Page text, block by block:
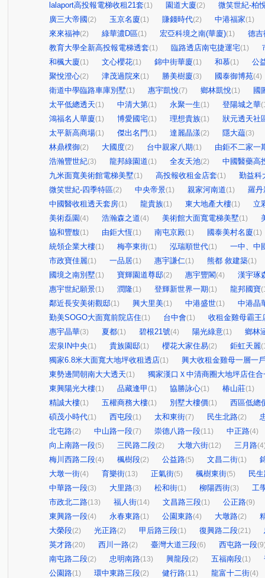
lalaport高投報電梯收租21套(1) 園道大廈(2)
微笑世紀-柏
廣三大帝國 (2) 玉京名廈(1) 賺錢時代(2) 中港福家(1)
來來福神(2) 綠華濃D區(1) 宏亞科境之南(華廈)(1)
德吉
教育大學全新高投報電梯透套(1) 臨路透店南屯捷運宅(1)
和楓大廈(1) 文心櫻花(1) 錦中街華廈(1) 和慕(1)
公
聚悅澄心(2) 津茂過院來(1) 勝美樹廈(3) 國泰御博苑(4)
衛道中學臨路車庫別墅(1) 惠宇凱悅(7) 鄉林凱悅(1)
國
太平低總透天(1) 中清大第(1) 永聚一生(1) 登陽城之華
鴻福名人華廈(1) 博愛國宅(1) 理想貴族(1)
狀元透天社
太平新高商場(1) 傑出名門 (1) 達麗晶漾(2) 隱大藴(3)
林鼎樸御(2) 大國度(2) 台中親家八期(1)
由鉅不二家一
浩瀚豐世紀(3) 龍邦綠園道(1) 全友天池(2)
中國醫藥高
九米面寬美術館電梯美墅(1) 高投報收租金店套(1)
勤益科
微笑世紀-四季特區(2) 中央帝景(1) 親家河南道(1)
羅丹
中國醫收租透天套房(1) 龍貴族(1) 東大地產大樓(1)
立
美術磊園 (4) 浩瀚森之道(4) 美術館大面寬電梯美墅(1)
協和豐馥(1) 由鉅大恆(1) 南屯京殿(1) 國泰美村名廈(1)
統領企業大樓(1) 梅亭東街(1) 泓瑞順世代(1)
一中、中
市政寶佳麗(1) 一品居(1) 惠宇謙仁(1) 熊都 敘建築(1)
國境之南別墅(1) 寶輝園道尊邸(2) 惠宇豐閣(4)
漢宇琢
惠宇世紀願景(1) 潤隆(1) 登輝新世界一期(1) 龍邦國寶
鄰近長安美術觀邸(1) 興大里美(1) 中港盛世(1)
中港晶
勤美SOGO大面寬前院店住(1) 台中會(1)
收租金雞母霸王
惠宇晶華(3) 夏都(1) 碧根21號(4) 陽光綠意(1)
鄉林
宏泉IN中央(1) 貴族園邸(1) 櫻花大家住易(2) 鉅虹天麗
獨家6.8米大面寬大地坪收租透店(1)
興大收租金雞母一層一
東勢邊間朝南大大透天(1)
獨家漢口Ｘ中清商圈大地坪店住合
東興陽光大樓(1) 品藏逢甲 (1) 協勝詠心(1) 椿山莊(1)
精誠大樓(1) 五權商務大樓(1) 別墅大樓價(1)
西區低總
碩茂小時代(1) 西屯段(1) 太和東街(7) 民生北路(2)
北屯路(2) 中山路一段(7) 崇德八路一段(11) 中正路(4)
向上南路一段(5) 三民路二段(2) 大墩六街(12) 三月路
梅川西路二段(4) 楓樹段(2) 公益路(5) 文昌二街(1)
大墩一街(4) 育樂街(13) 正氣街(5) 楓樹東街(5)
民
中華路一段(3) 大里路(3) 松和街(1) 柳陽西街(3)
工
市政北二路(13) 福人街(14) 文昌路三段(1) 公正路(9)
東興路一段(4) 永春東路(1) 公園東路(4) 大墩路(2)
大榮段(2) 光正路(2) 甲后路三段(1) 復興路二段(21)
英才路(20) 西川一路(2) 臺灣大道三段(6) 西屯路一段
南屯路二段(2) 忠明南路(13) 興龍段(2) 五福南段(1)
公園路(1) 環中東路三段(2) 健行路(11) 龍富十二街(4)